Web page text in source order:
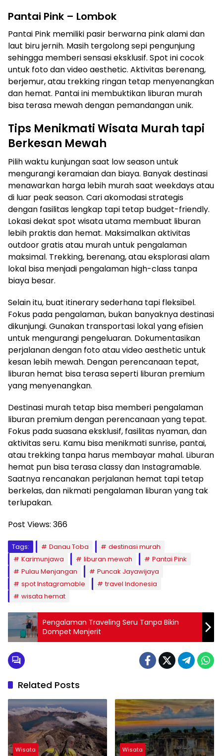
Pantai Pink – Lombok
Pantai Pink memiliki pasir berwarna pink alami dan
laut biru jernih. Masih tergolong sepi pengunjung
sehingga memberi sensasi eksklusif. Spot ini cocok
untuk foto dan video aesthetic. Aktivitas berenang,
berjemur, atau trekking ringan tetap menyenangkan
dan hemat. Pantai ini membuktikan liburan murah
bisa terasa mewah dengan pemandangan unik.
Tips Menikmati Wisata Murah tapi
Berkesan Mewah
Pilih waktu kunjungan saat low season untuk
mengurangi keramaian dan biaya. Banyak destinasi
menawarkan harga lebih murah saat weekdays atau
di luar peak season. Cari akomodasi strategis
dengan fasilitas lengkap tapi tetap budget-friendly.
Lokasi dekat spot wisata utama membuat liburan
lebih praktis dan hemat. Maksimalkan aktivitas
outdoor gratis atau murah untuk pengalaman
maksimal. Trekking, berenang, atau eksplorasi alam
lokal bisa menjadi pengalaman high-class tanpa
biaya besar.
Selain itu, buat itinerary sederhana tapi fleksibel.
Fokus pada pengalaman, bukan banyaknya destinasi
dikunjungi. Gunakan transportasi lokal yang efisien
untuk mengurangi pengeluaran. Dokumentasikan
perjalanan dengan foto atau video aesthetic untuk
kesan lebih mewah. Dengan perencanaan tepat,
liburan hemat bisa terasa seperti liburan premium
yang menyenangkan.
Destinasi murah tetap bisa memberi pengalaman
liburan premium dengan perencanaan yang tepat.
Fokus pada suasana eksklusif, fasilitas nyaman, dan
aktivitas seru. Kamu bisa menikmati sunrise, pantai,
atau trekking tanpa harus membayar mahal. Liburan
hemat pun bisa terasa classy dan Instagramable.
Saatnya rencanakan perjalanan hemat tapi tetap
berkelas, dan nikmati pengalaman liburan yang tak
terlupakan.
Post Views: 366
Tags: Danau Toba
destinasi murah
Karimunjawa
liburan mewah
Pantai Pink
Pulau Menjangan
Puncak Jayawijaya
spot Instagramable
travel Indonesia
wisata hemat
Pengalaman Traveling Seru Tanpa Bikin
Dompet Menjerit
Related Posts
Wisata Wisata